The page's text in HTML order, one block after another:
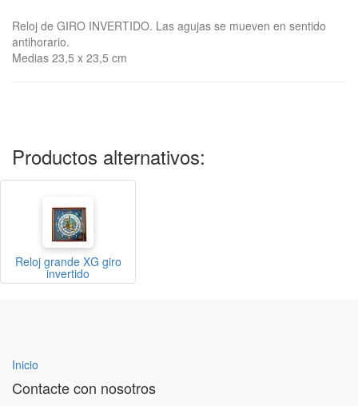
Reloj de GIRO INVERTIDO. Las agujas se mueven en sentido
antihorario.
Medias 23,5 x 23,5 cm
Productos alternativos:
Reloj grande XG giro
invertido
Inicio
Contacte con nosotros